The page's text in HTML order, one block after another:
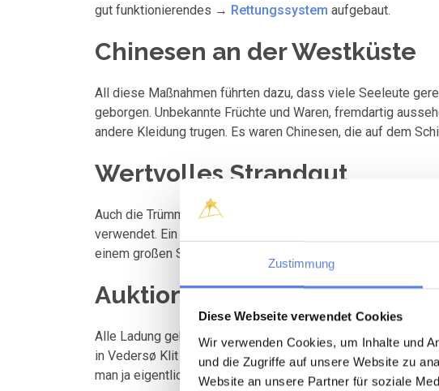
Zustimmung
Diese Webseite verwendet Cookies
Wir verwenden Cookies, um Inhalte und
und die Zugriffe auf unsere Website zu
Website an unsere Partner für soziale
gut funktionierendes → Rettungssystem aufgebaut.
Chinesen an der Westküste
All diese Maßnahmen führten dazu, dass viele Seeleute
geborgen. Unbekannte Früchte und Waren, fremdartig
andere Kleidung trugen. Es waren Chinesen, die auf dem
Wertvolles Strandgut
Auch die Trümmer der Schiffswracks waren wertvoll. Da es
verwendet. Ein Beispiel seht ihr an dem schönen alten Hof
einem großen Stück Treibholz verstärkt.
Auktionen am Strand
Alle Ladung gehörte dem Strandvogt. Sie war, wenn man
in Vedersø Klit und Husby oft ein Festtag. Bei dieser
man ja eigentlich eine Lizenz gebraucht.